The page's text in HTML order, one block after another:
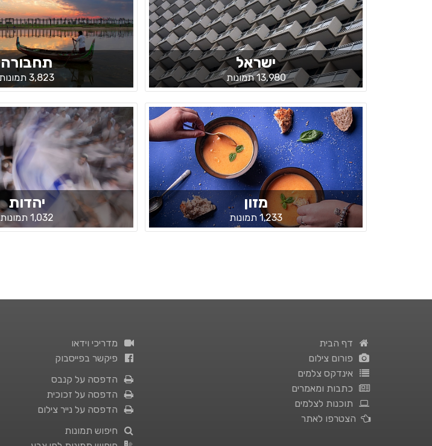
ישראל
13,980 תמונות
תחבורה
3,823 תמונות
מזון
1,233 תמונות
יהדות
1,032 תמונות
מדריכי וידאו
פיקשר בפייסבוק
הדפסה על קנבס
הדפסה על זכוכית
הדפסה על נייר צילום
חיפוש תמונות
דף הבית
פורום צילום
אינדקס צלמים
כתבות ומאמרים
תוכנות לצלמים
הצטרפו לאתר